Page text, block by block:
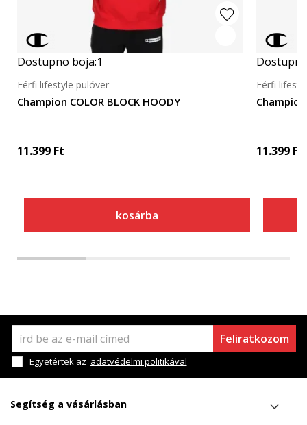
Dostupno boja:1
Champion COLOR BLOCK HOODY
Férfi lifestyle pulóver
11.399 Ft
kosárba
Champion
Férfi
11.399 Ft
Feliratkozom
Egyetértek az adatvédelmi politikával
Segítség a vásárlásban